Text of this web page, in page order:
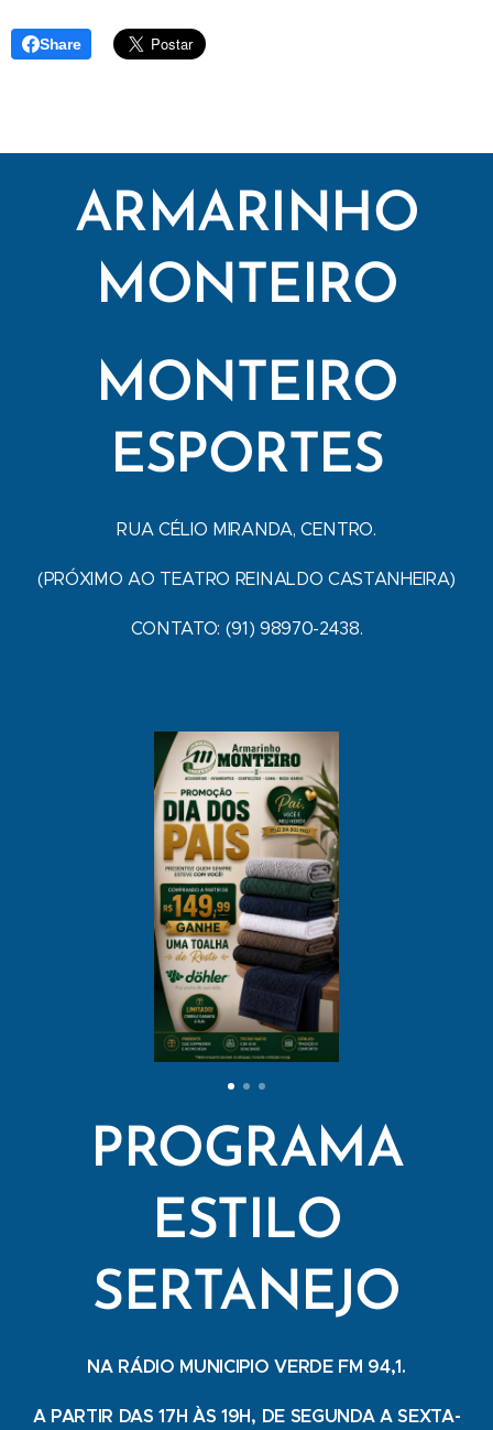
Share
ARMARINHO
MONTEIRO
MONTEIRO
ESPORTES
RUA CÉLIO MIRANDA, CENTRO.
(PRÓXIMO AO TEATRO REINALDO CASTANHEIRA)
CONTATO: (91) 98970-2438.
PROGRAMA
ESTILO
SERTANEJO
NA RÁDIO MUNICIPIO VERDE FM 94,1.
A PARTIR DAS 17H ÀS 19H, DE SEGUNDA A SEXTA-